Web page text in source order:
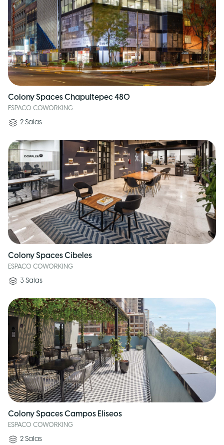
Colony Spaces Chapultepec 480
ESPACO COWORKING
2 Salas
Colony Spaces Cibeles
ESPACO COWORKING
3 Salas
Colony Spaces Campos Eliseos
ESPACO COWORKING
2 Salas